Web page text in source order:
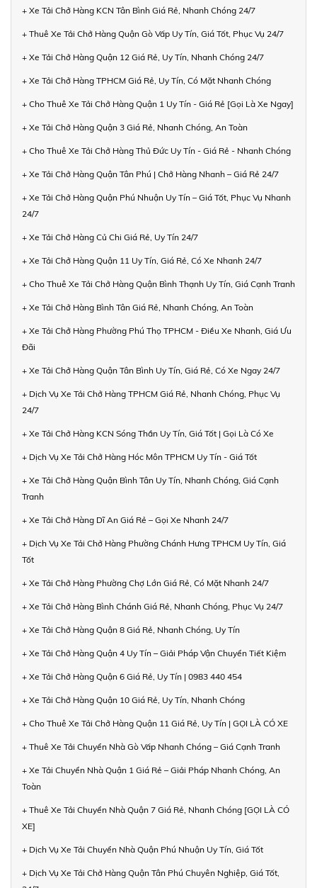
+ Xe Tải Chở Hàng KCN Tân Bình Giá Rẻ, Nhanh Chóng 24/7
+ Thuê Xe Tải Chở Hàng Quận Gò Vấp Uy Tín, Giá Tốt, Phục Vụ 24/7
+ Xe Tải Chở Hàng Quận 12 Giá Rẻ, Uy Tín, Nhanh Chóng 24/7
+ Xe Tải Chở Hàng TPHCM Giá Rẻ, Uy Tín, Có Mặt Nhanh Chóng
+ Cho Thuê Xe Tải Chở Hàng Quận 1 Uy Tín - Giá Rẻ [Gọi Là Xe Ngay]
+ Xe Tải Chở Hàng Quận 3 Giá Rẻ, Nhanh Chóng, An Toàn
+ Cho Thuê Xe Tải Chở Hàng Thủ Đức Uy Tín - Giá Rẻ - Nhanh Chóng
+ Xe Tải Chở Hàng Quận Tân Phú | Chở Hàng Nhanh – Giá Rẻ 24/7
+ Xe Tải Chở Hàng Quận Phú Nhuận Uy Tín – Giá Tốt, Phục Vụ Nhanh
24/7
+ Xe Tải Chở Hàng Củ Chi Giá Rẻ, Uy Tín 24/7
+ Xe Tải Chở Hàng Quận 11 Uy Tín, Giá Rẻ, Có Xe Nhanh 24/7
+ Cho Thuê Xe Tải Chở Hàng Quận Bình Thạnh Uy Tín, Giá Cạnh Tranh
+ Xe Tải Chở Hàng Bình Tân Giá Rẻ, Nhanh Chóng, An Toàn
+ Xe Tải Chở Hàng Phường Phú Thọ TPHCM - Điều Xe Nhanh, Giá Ưu
Đãi
+ Xe Tải Chở Hàng Quận Tân Bình Uy Tín, Giá Rẻ, Có Xe Ngay 24/7
+ Dịch Vụ Xe Tải Chở Hàng TPHCM Giá Rẻ, Nhanh Chóng, Phục Vụ
24/7
+ Xe Tải Chở Hàng KCN Sóng Thần Uy Tín, Giá Tốt | Gọi Là Có Xe
+ Dịch Vụ Xe Tải Chở Hàng Hóc Môn TPHCM Uy Tín - Giá Tốt
+ Xe Tải Chở Hàng Quận Bình Tân Uy Tín, Nhanh Chóng, Giá Cạnh
Tranh
+ Xe Tải Chở Hàng Dĩ An Giá Rẻ – Gọi Xe Nhanh 24/7
+ Dịch Vụ Xe Tải Chở Hàng Phường Chánh Hưng TPHCM Uy Tín, Giá
Tốt
+ Xe Tải Chở Hàng Phường Chợ Lớn Giá Rẻ, Có Mặt Nhanh 24/7
+ Xe Tải Chở Hàng Bình Chánh Giá Rẻ, Nhanh Chóng, Phục Vụ 24/7
+ Xe Tải Chở Hàng Quận 8 Giá Rẻ, Nhanh Chóng, Uy Tín
+ Xe Tải Chở Hàng Quận 4 Uy Tín – Giải Pháp Vận Chuyển Tiết Kiệm
+ Xe Tải Chở Hàng Quận 6 Giá Rẻ, Uy Tín | 0983 440 454
+ Xe Tải Chở Hàng Quận 10 Giá Rẻ, Uy Tín, Nhanh Chóng
+ Cho Thuê Xe Tải Chở Hàng Quận 11 Giá Rẻ, Uy Tín | GỌI LÀ CÓ XE
+ Thuê Xe Tải Chuyển Nhà Gò Vấp Nhanh Chóng – Giá Cạnh Tranh
+ Xe Tải Chuyển Nhà Quận 1 Giá Rẻ – Giải Pháp Nhanh Chóng, An
Toàn
+ Thuê Xe Tải Chuyển Nhà Quận 7 Giá Rẻ, Nhanh Chóng [GỌI LÀ CÓ
XE]
+ Dịch Vụ Xe Tải Chuyển Nhà Quận Phú Nhuận Uy Tín, Giá Tốt
+ Dịch Vụ Xe Tải Chở Hàng Quận Tân Phú Chuyên Nghiệp, Giá Tốt,